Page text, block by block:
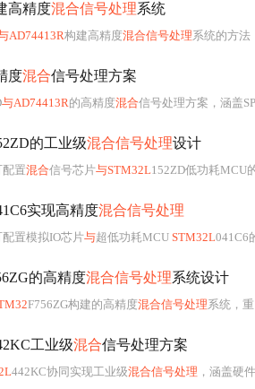
高精度混合信号处理系统
AD74413R构建高精度混合信号处理系统的方法，涵盖硬件选型、±15V/3.3V电源架构、SPI接
度混合信号处理方案
与AD74413R的高精度混合信号处理方案，涵盖
的工业级混合信号处理设计
配置混合信号芯片与STM32L152ZD低功耗MCU的协同设计展开，涵盖硬件接口（SPI时序、电源/
实现高精度混合信号处理
配置模拟IO芯片与超低功耗MCU STM32L041C6
的高精度混合信号处理系统设计
F756ZG构建的高精度混合信号处理系统，重
工业级混合信号处理方案
442KC协同实现工业级混合信号处理 ，涵盖硬件连接规范、